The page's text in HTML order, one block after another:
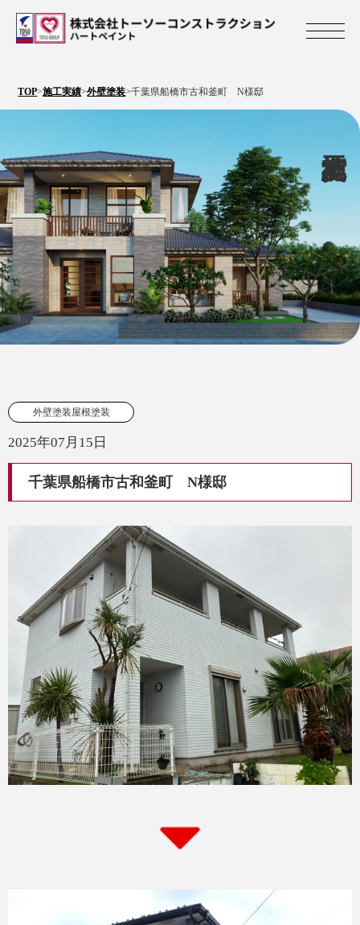
TOP>施工実績>外壁塗装>千葉県船橋市古和釜町 N様邸
外壁塗装屋根塗装
2025年07月15日
千葉県船橋市古和釜町 N様邸